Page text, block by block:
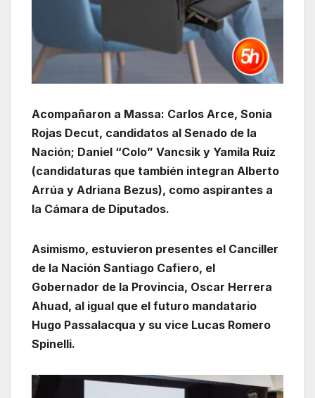
Acompañaron a Massa: Carlos Arce, Sonia
Rojas Decut, candidatos al Senado de la
Nación; Daniel “Colo” Vancsik y Yamila Ruiz
(candidaturas que también integran Alberto
Arrúa y Adriana Bezus), como aspirantes a
la Cámara de Diputados.
Asimismo, estuvieron presentes el Canciller
de la Nación Santiago Cafiero, el
Gobernador de la Provincia, Oscar Herrera
Ahuad, al igual que el futuro mandatario
Hugo Passalacqua y su vice Lucas Romero
Spinelli.